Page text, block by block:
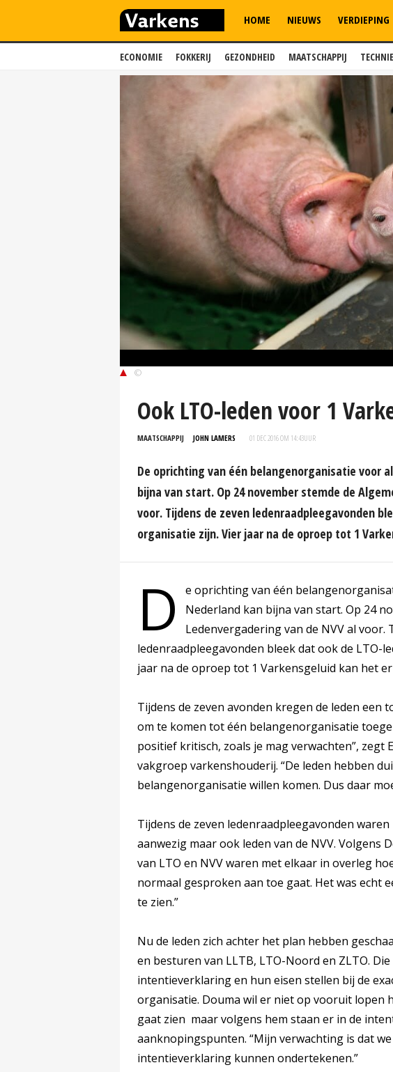
ECONOMIE FOKKERIJ GEZONDHEID MAATSCHAPPIJ
HOME NIEUWS VERDIEPING
©
Ook LTO-leden voor 1
MAATSCHAPPIJ JOHN LAMERS 01 DEC 2016 OM 14:43UUR
De oprichting van één belangenorganisatie voor
bijna van start. Op 24 november stemde de
voor. Tijdens de zeven ledenraadpleegavonden
organisatie zijn. Vier jaar na de oproep tot 1
D
e oprichting van één
Nederland kan bijna van start. Op 24
Ledenvergadering van de NVV al voor.
ledenraadpleegavonden bleek dat ook de LTO-
jaar na de oproep tot 1 Varkensgeluid kan het
Tijdens de zeven avonden kregen de leden
om te komen tot één belangenorganisatie
positief kritisch, zoals je mag verwachten”, zegt
vakgroep varkenshouderij. “De leden hebben
belangenorganisatie willen komen. Dus daar
Tijdens de zeven ledenraadpleegavonden
aanwezig maar ook leden van de NVV. Volgens
van LTO en NVV waren met elkaar in overleg
normaal gesproken aan toe gaat. Het was echt
te zien.”
Nu de leden zich achter het plan hebben
en besturen van LLTB, LTO-Noord en ZLTO.
intentieverklaring en hun eisen stellen bij de
organisatie. Douma wil er niet op vooruit lopen
gaat zien maar volgens hem staan er in de
aanknopingspunten. “Mijn verwachting is dat
intentieverklaring kunnen ondertekenen.”